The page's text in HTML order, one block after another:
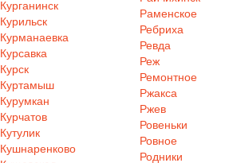
Курганинск
Курильск
Курманаевка
Курсавка
Курск
Куртамыш
Курумкан
Курчатов
Кутулик
Кушнаренково
Раменское
Ребриха
Ревда
Реж
Ремонтное
Ржакса
Ржев
Ровеньки
Ровное
Родники